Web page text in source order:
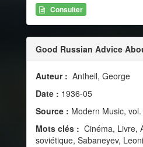
Consulter
Good Russian Advice
Auteur : Antheil, George
Date : 1936-05
Source : Modern Music,
Mots clés : Cinéma, Livre,
soviétique, Sabaneyev,